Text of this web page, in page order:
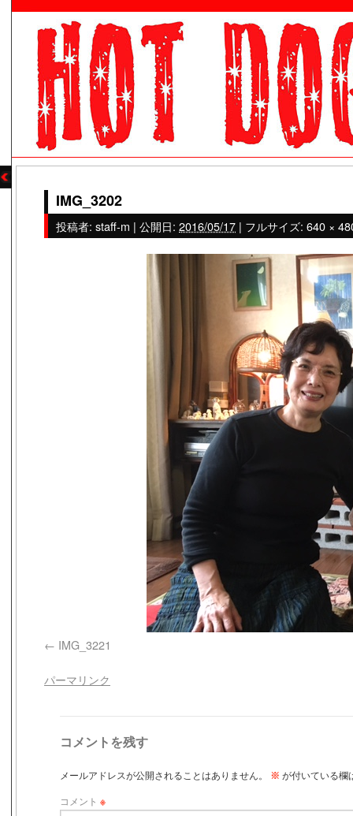
IMG_3202
投稿者: staff-m | 公開日: 2016/05/17 | フルサイズ: 640 ×
IMG_3221
パーマリンク
コメントを残す
メールアドレスが公開されることはありません。 ※ が付いている欄
コメント ※